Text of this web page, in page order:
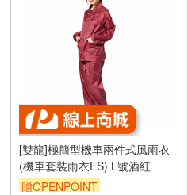
[雙龍]極簡型機車兩件式風雨衣
(機車套裝雨衣ES) L號酒紅
贈OPENPOINT